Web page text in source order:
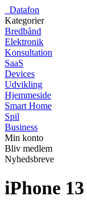
Datafon
Kategorier
Bredbånd
Elektronik
Konsultation
SaaS
Devices
Udvikling
Hjemmeside
Smart Home
Spil
Business
Min konto
Bliv medlem
Nyhedsbreve
iPhone